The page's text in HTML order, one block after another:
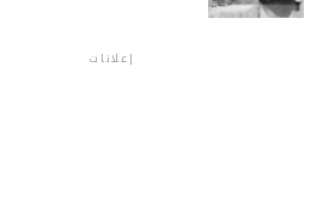
إعلانات